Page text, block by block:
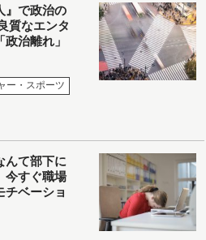
』で政治の
質なエンタ
治離れ」
ー・スポーツ
んて部下に
すぐ職場
チベーショ